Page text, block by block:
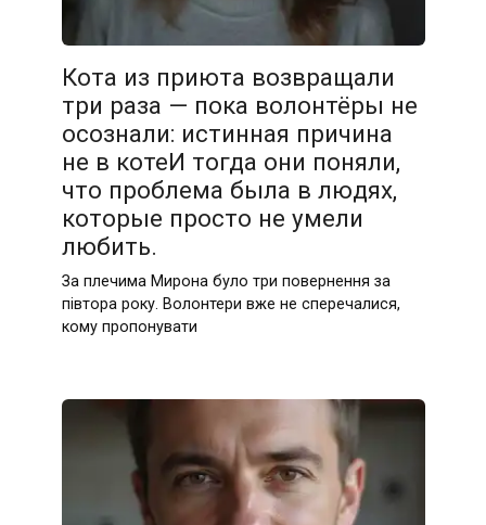
Кота из приюта возвращали
три раза — пока волонтёры не
осознали: истинная причина
не в котеИ тогда они поняли,
что проблема была в людях,
которые просто не умели
любить.
За плечима Мирона було три повернення за
півтора року. Волонтери вже не сперечалися,
кому пропонувати